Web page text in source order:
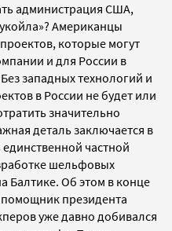
администрация США,
Американцы
которые могут
и для России в
западных технологий и
в России не будет или
значительно
деталь заключается в
частной
шельфовых
Балтике. Об этом в конце
помощник президента
уже давно добивался